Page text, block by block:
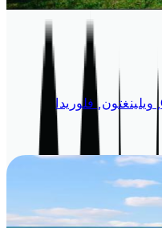
3238 Grand Prix Farms Road, ويلينغتون, فلوريدا